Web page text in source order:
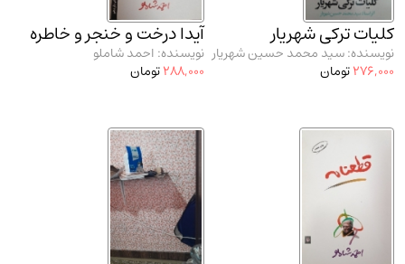
دانشگاه پیامـ نور
کلیات ترکی شهریار
نویسنده: سید محمد حسین شهریار
276,000تومان
آیدا درخت و خنجر و خاطره
نویسنده: احمد شاملو
288,000تومان